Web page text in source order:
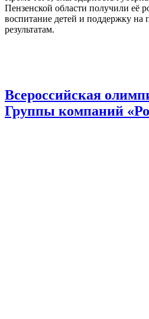
Пензенской области получили её
воспитание детей и поддержку на
результатам.
Всероссийская
Группы компаний